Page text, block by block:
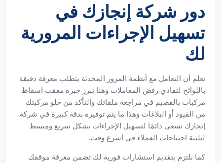
دور شركة إنجازك في
تسهيل الإجراءات المرورية
لك
نعلم أن التعامل مع أنظمة المرور المحدثة يتطلب معرفة دقيقة
باللوائح لتفادي رفض المعاملات وهنا تبرز خبرة معقب اسقاط
مركبات بالقصيم في مراجعة ملفاتك والتأكد من خلو مركبتك
من القيود أو البلاغات وهذا ما يتم توفيره بدقة كبيرة في شركة
إنجازك نسعى دائمًا لتسهيل الإجراءات بشكل سريع ومبسط
لتلبية احتياجات العملاء في أسرع وقت.
كما نلتزم بتقديم استشارات فورية لك تضمن معرفة موقفك